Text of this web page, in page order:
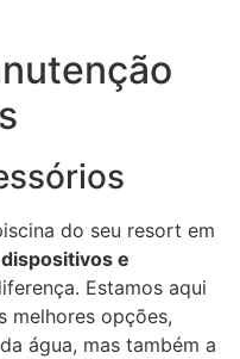
do seu resort em
dispositivos e
Estamos aqui
melhores opções,
água, mas também a